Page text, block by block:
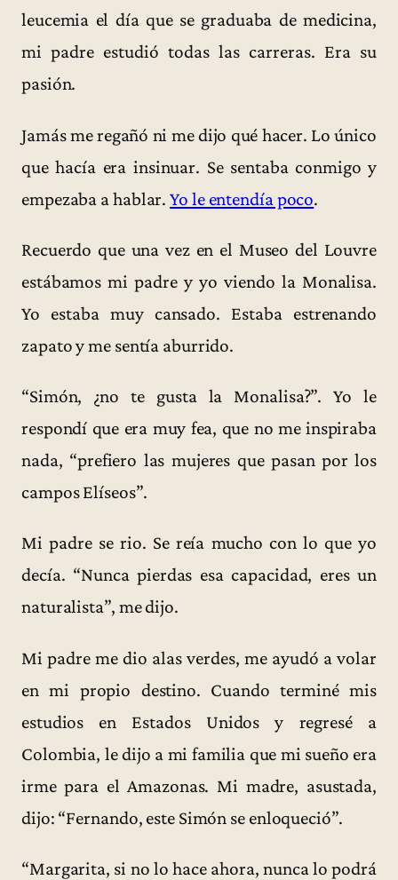
leucemia el día que se graduaba de medicina,
mi padre estudió todas las carreras. Era su
pasión.
Jamás me regañó ni me dijo qué hacer. Lo único
que hacía era insinuar. Se sentaba conmigo y
empezaba a hablar.Yo le entendía poco.
Recuerdo que una vez en el Museo del Louvre
estábamos mi padre y yo viendo la Monalisa.
Yo estaba muy cansado. Estaba estrenando
zapato y me sentía aburrido.
“Simón, ¿no te gusta la Monalisa?”. Yo le
respondí que era muy fea, que no me inspiraba
nada, “prefiero las mujeres que pasan por los
campos Elíseos”.
Mi padre se rio. Se reía mucho con lo que yo
decía. “Nunca pierdas esa capacidad, eres un
naturalista”, me dijo.
Mi padre me dio alas verdes, me ayudó a volar
en mi propio destino. Cuando terminé mis
estudios en Estados Unidos y regresé a
Colombia, le dijo a mi familia que mi sueño era
irme para el Amazonas. Mi madre, asustada,
dijo: “Fernando, este Simón se enloqueció”.
“Margarita, si no lo hace ahora, nunca lo podrá